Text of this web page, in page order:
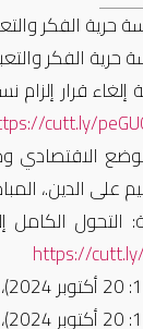
إلغاء قرار
cutt.ly/
الاقتصادي
المبادرة
الكامل
https://